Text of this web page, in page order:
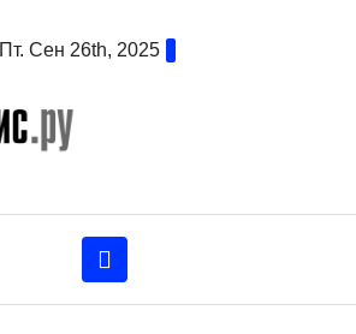
Пт. Сен 26th, 2025